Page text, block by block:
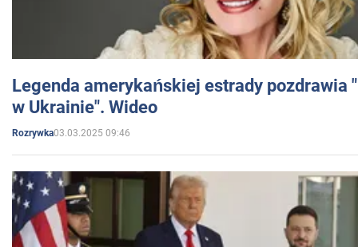
Legenda amerykańskiej estrady pozdrawia
w Ukrainie". Wideo
Rozrywka03.03.2025 09:46